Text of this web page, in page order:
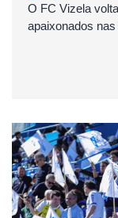
O FC Vizela
apaixonados